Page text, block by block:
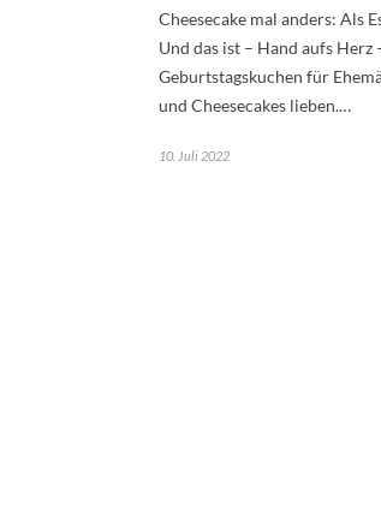
Cheesecake mal anders: Als
Und das ist – Hand aufs Herz
Geburtstagskuchen für
und Cheesecakes lieben.…
10. Juli 2022